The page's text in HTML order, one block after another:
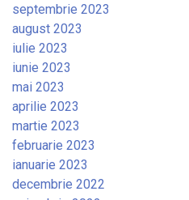
septembrie 2023
august 2023
iulie 2023
iunie 2023
mai 2023
aprilie 2023
martie 2023
februarie 2023
ianuarie 2023
decembrie 2022